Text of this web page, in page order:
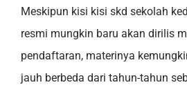
Meskipun kisi kisi skd sekolah
resmi mungkin baru akan dirilis
pendaftaran, materinya
jauh berbeda dari tahun-tahun